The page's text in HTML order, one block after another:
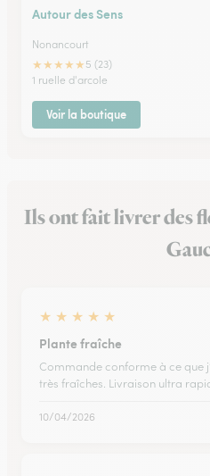
Autour des Sens
Nonancourt
★★★★★ 5 (23)
1 ruelle d'arcole
Voir la boutique
Ils ont fait livrer des
★ ★ ★ ★ ★
Plante fraîche
Commande conforme à ce que
très fraîches. Livraison ultra
10/04/2026